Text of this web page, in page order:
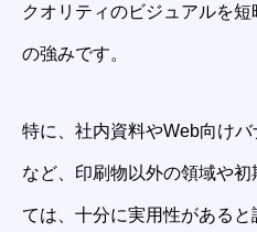
クオリティのビジュアルを
の強みです。
特に、社内資料やWeb向け
など、印刷物以外の領域や
ては、十分に実用性があると